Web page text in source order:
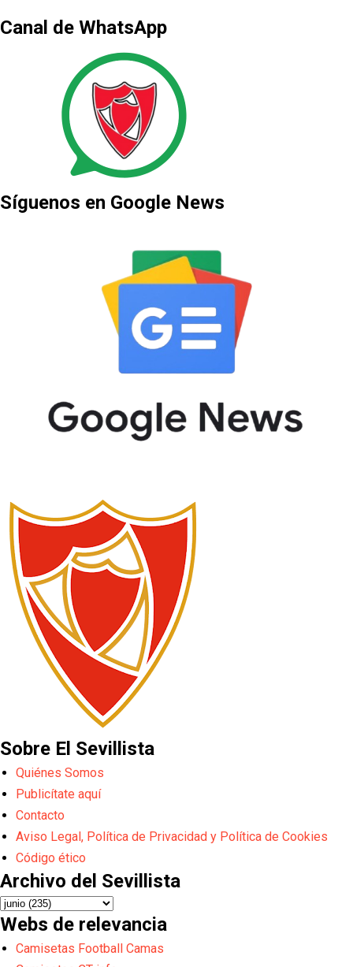
Canal de WhatsApp
Síguenos en Google News
Sobre El Sevillista
Quiénes Somos
Publicítate aquí
Contacto
Aviso Legal, Política de Privacidad y Política de Cookies
Código ético
Archivo del Sevillista
Webs de relevancia
Camisetas Football Camas